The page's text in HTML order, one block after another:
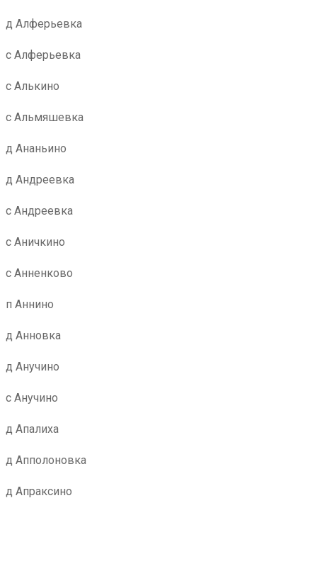
д Алферьевка
с Алферьевка
с Алькино
с Альмяшевка
д Ананьино
д Андреевка
с Андреевка
с Аничкино
с Анненково
п Аннино
д Анновка
д Анучино
с Анучино
д Апалиха
д Апполоновка
д Апраксино